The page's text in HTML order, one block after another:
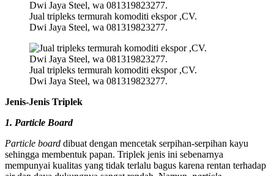
Jual tripleks termurah komoditi ekspor ,CV.
Dwi Jaya Steel, wa 081319823277.
Jual tripleks termurah komoditi ekspor ,CV.
Dwi Jaya Steel, wa 081319823277.
Jenis-Jenis Triplek
1. Particle Board
Particle board dibuat dengan mencetak serpihan-serpihan kayu
sehingga membentuk papan. Triplek jenis ini sebenarnya
mempunyai kualitas yang tidak terlalu bagus karena rentan terhadap